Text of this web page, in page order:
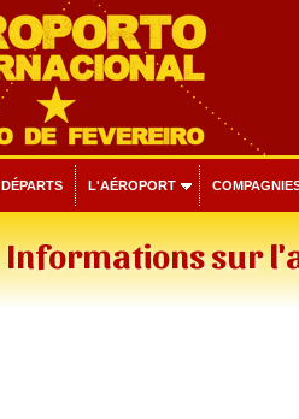
DÉPARTS L'AÉROPORT
Informations sur